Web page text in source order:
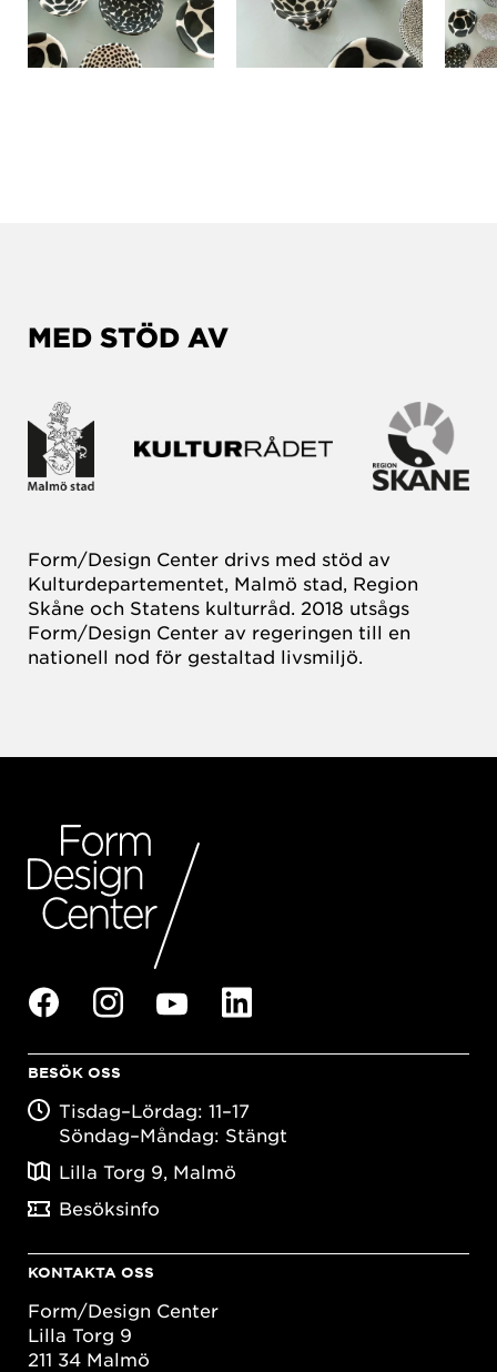
MED STÖD AV
Form/Design Center drivs med stöd av
Kulturdepartementet, Malmö stad, Region
Skåne och Statens kulturråd. 2018 utsågs
Form/Design Center av regeringen till en
nationell nod för gestaltad livsmiljö.
BESÖK OSS
Tisdag–Lördag: 11–17
Söndag–Måndag: Stängt
Lilla Torg 9, Malmö
Besöksinfo
KONTAKTA OSS
Form/Design Center
Lilla Torg 9
211 34 Malmö